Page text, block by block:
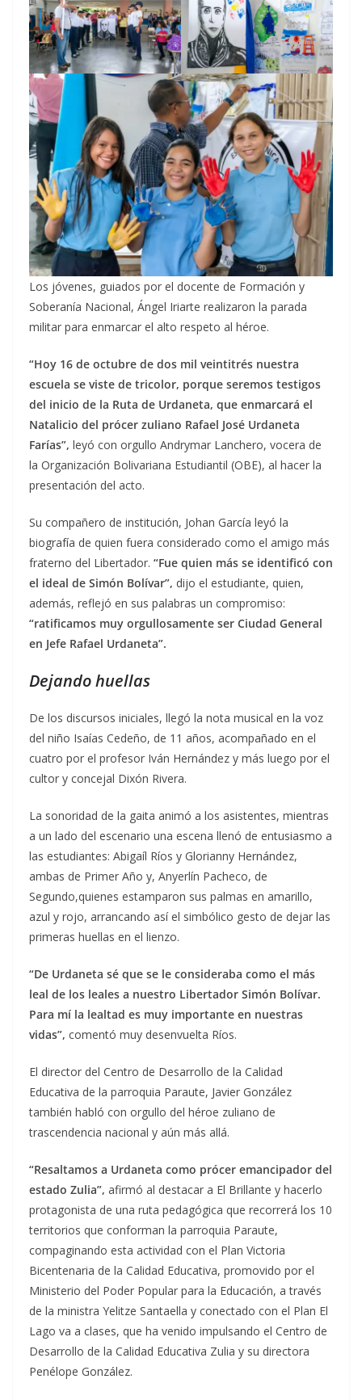
Los jóvenes, guiados por el docente de Formación y
Soberanía Nacional, Ángel Iriarte realizaron la parada
militar para enmarcar el alto respeto al héroe.
“Hoy 16 de octubre de dos mil veintitrés nuestra
escuela se viste de tricolor, porque seremos testigos
del inicio de la Ruta de Urdaneta, que enmarcará el
Natalicio del prócer zuliano Rafael José Urdaneta
Farías”, leyó con orgullo Andrymar Lanchero, vocera de
la Organización Bolivariana Estudiantil (OBE), al hacer la
presentación del acto.
Su compañero de institución, Johan García leyó la
biografía de quien fuera considerado como el amigo más
fraterno del Libertador. “Fue quien más se identificó con
el ideal de Simón Bolívar”, dijo el estudiante, quien,
además, reflejó en sus palabras un compromiso:
“ratificamos muy orgullosamente ser Ciudad General
en Jefe Rafael Urdaneta”.
Dejando huellas
De los discursos iniciales, llegó la nota musical en la voz
del niño Isaías Cedeño, de 11 años, acompañado en el
cuatro por el profesor Iván Hernández y más luego por el
cultor y concejal Dixón Rivera.
La sonoridad de la gaita animó a los asistentes, mientras
a un lado del escenario una escena llenó de entusiasmo a
las estudiantes: Abigaíl Ríos y Glorianny Hernández,
ambas de Primer Año y, Anyerlín Pacheco, de
Segundo,quienes estamparon sus palmas en amarillo,
azul y rojo, arrancando así el simbólico gesto de dejar las
primeras huellas en el lienzo.
“De Urdaneta sé que se le consideraba como el más
leal de los leales a nuestro Libertador Simón Bolívar.
Para mí la lealtad es muy importante en nuestras
vidas”, comentó muy desenvuelta Ríos.
El director del Centro de Desarrollo de la Calidad
Educativa de la parroquia Paraute, Javier González
también habló con orgullo del héroe zuliano de
trascendencia nacional y aún más allá.
“Resaltamos a Urdaneta como prócer emancipador del
estado Zulia”, afirmó al destacar a El Brillante y hacerlo
protagonista de una ruta pedagógica que recorrerá los 10
territorios que conforman la parroquia Paraute,
compaginando esta actividad con el Plan Victoria
Bicentenaria de la Calidad Educativa, promovido por el
Ministerio del Poder Popular para la Educación, a través
de la ministra Yelitze Santaella y conectado con el Plan El
Lago va a clases, que ha venido impulsando el Centro de
Desarrollo de la Calidad Educativa Zulia y su directora
Penélope González.